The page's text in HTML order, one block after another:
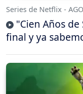
Series de Netflix -
"Cien Años
final y ya